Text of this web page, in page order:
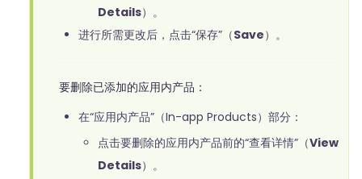
Details）。
进行所需更改后，点击“保存”（Save）。
要删除已添加的应用内产品：
在“应用内产品”（In-app Products）部分：
点击要删除的应用内产品前的“查看详情”（View
Details）。